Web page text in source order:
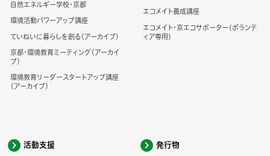
自然エネルギー学校・京都
環境活動パワーアップ講座
ていねいに暮らしを創る（アーカイブ）
京都・環境教育ミーティング（アーカイ
ブ）
環境教育リーダースタートアップ講座
（アーカイブ）
エコメイト養成講座
エコメイト・京エコサポーター(ボランテ
ィア専用)
活動支援 発行物